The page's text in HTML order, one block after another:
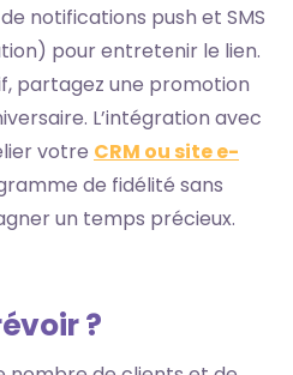
notifications push et SMS
pour entretenir le lien.
partagez une promotion
L’intégration avec
votre CRM ou site e-
de fidélité sans
un temps précieux.
?